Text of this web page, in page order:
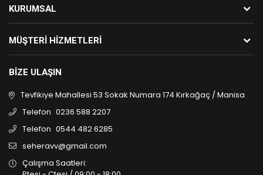
KURUMSAL
MÜŞTERI HIZMETLERI
BIZE ULAŞIN
Tevfikiye Mahallesi 53 Sokak Numara 174 Kırkağaç / Manisa
Telefon 0236 588 2207
Telefon 0544 482 6285
seheravv@gmail.com
Çalışma Saatleri: